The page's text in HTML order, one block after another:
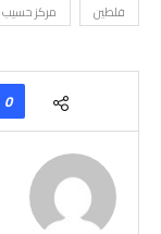
فلطين
مركز حسيب
0